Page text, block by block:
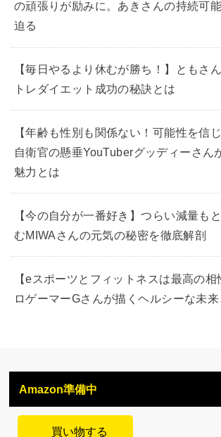
の頑張りが励みに。あきさんの持続可
迫る
【毎日やるより休むが勝ち！】ともさ
トレダイエット成功の秘訣とは
【年齢も性別も関係ない！可能性を信
自衛官の懸垂YouTuberグッディーさん
魅力とは
【今の自分が一番好き】つらい減量も
むMIWAさんの元気の秘密を徹底解剖
【eスポーツとフィットネスは最高の
ロゲーマーGさんが描くヘルシーな未
Amazon準備中
買い物する